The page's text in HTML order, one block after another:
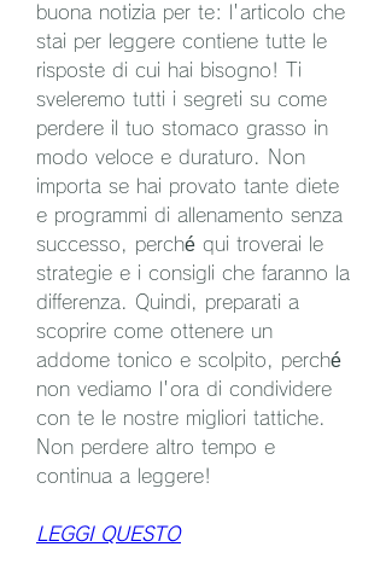
buona notizia per te: l'articolo che
stai per leggere contiene tutte le
risposte di cui hai bisogno! Ti
sveleremo tutti i segreti su come
perdere il tuo stomaco grasso in
modo veloce e duraturo. Non
importa se hai provato tante diete
e programmi di allenamento senza
successo, perché qui troverai le
strategie e i consigli che faranno la
differenza. Quindi, preparati a
scoprire come ottenere un
addome tonico e scolpito, perché
non vediamo l'ora di condividere
con te le nostre migliori tattiche.
Non perdere altro tempo e
continua a leggere!
LEGGI QUESTO